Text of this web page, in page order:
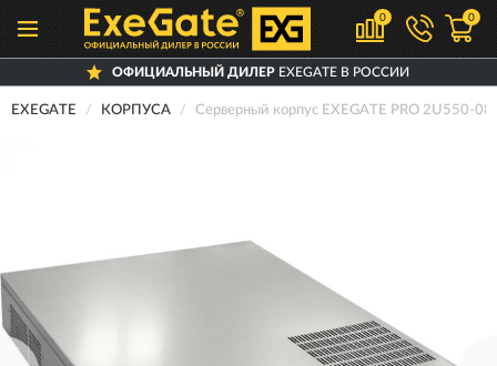
0 0
ОФИЦИАЛЬНЫЙ ДИЛЕРEXEGATE В РОССИИ
EXEGATE КОРПУСА Серверный корпус EXEGATE PRO 2U550-